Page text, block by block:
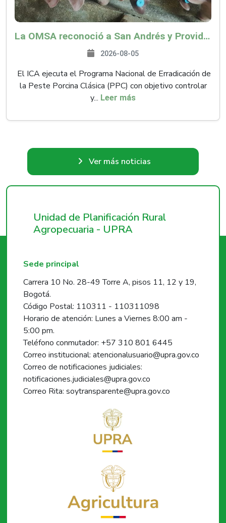
La OMSA reconoció a San Andrés y Providencia como zona libre de Peste Porcina Clásica (PPC)
2026-08-05
El ICA ejecuta el Programa Nacional de Erradicación de
la Peste Porcina Clásica (PPC) con objetivo controlar
y... Leer más
Ver más noticias
Unidad de Planificación Rural
Agropecuaria - UPRA
Sede principal
Carrera 10 No. 28-49 Torre A, pisos 11, 12 y 19,
Bogotá.
Código Postal: 110311 - 110311098
Horario de atención: Lunes a Viernes 8:00 am -
5:00 pm.
Teléfono conmutador: +57 310 801 6445
Correo institucional: atencionalusuario@upra.gov.co
Correo de notificaciones judiciales:
notificaciones.judiciales@upra.gov.co
Correo Rita: soytransparente@upra.gov.co